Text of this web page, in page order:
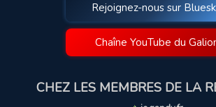
Rejoignez-nous sur
Chaîne YouTube du
CHEZ LES MEMBRES DE LA